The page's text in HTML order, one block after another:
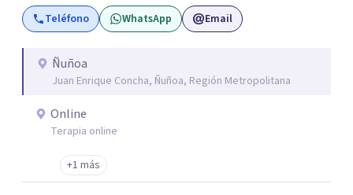
Teléfono WhatsApp Email
Ñuñoa
Juan Enrique Concha, Ñuñoa, Región Metropolitana
Online
Terapia online
+1 más